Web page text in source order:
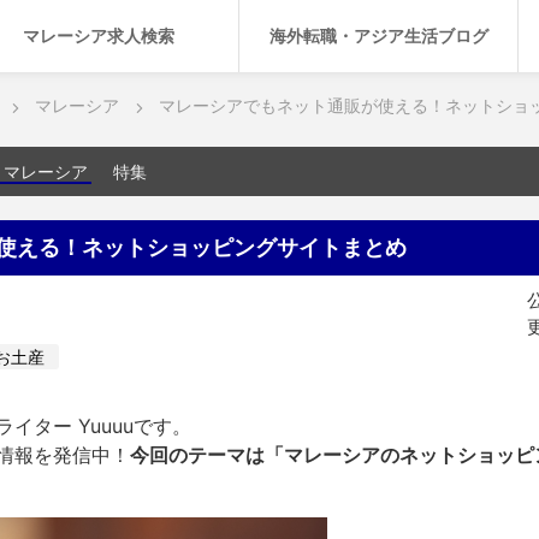
マレーシア求人検索 海外転職・アジア生活ブログ
マレーシア マレーシアでもネット通販が使える！ネットショ
マレーシア 特集
える！ネットショッピングサイトまとめ
土産
ター Yuuuuです。
報を発信中！ 今回のテーマは「マレーシアのネットショッ